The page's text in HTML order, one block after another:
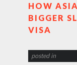
HOW
BIGGER
VISA
posted in